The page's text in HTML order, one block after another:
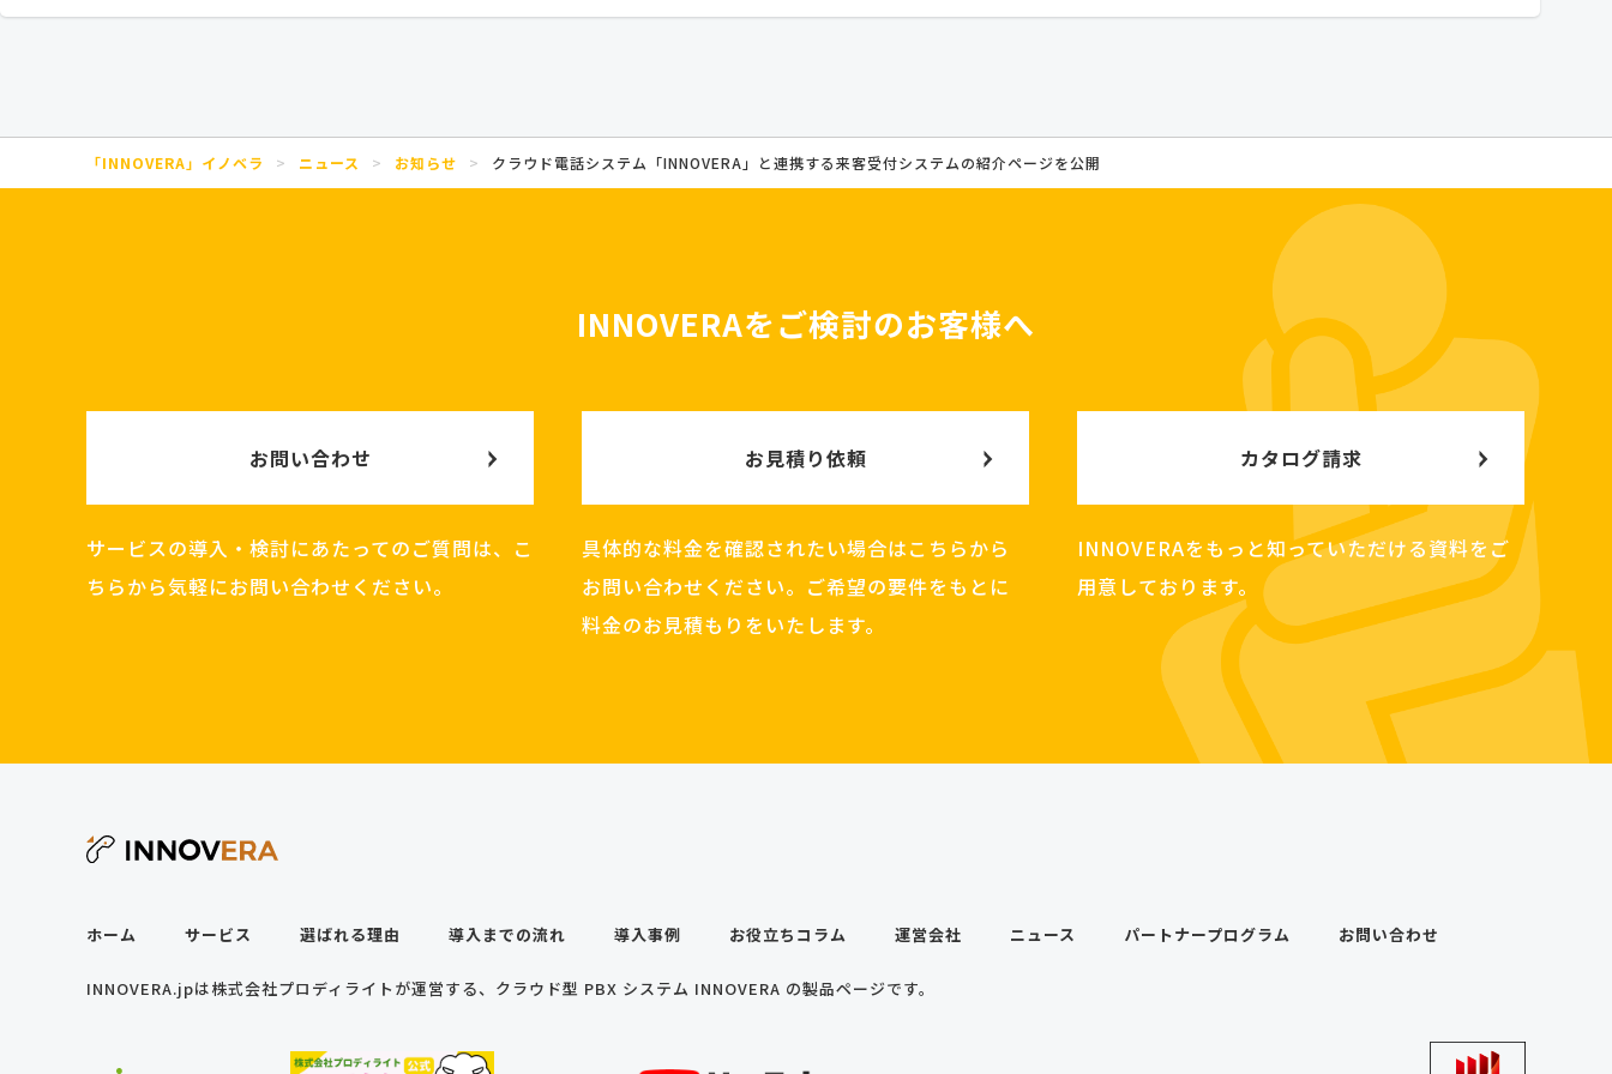
「INNOVERA」イノベラ > ニュース > お知らせ > クラウド電話システム「INNOVERA」と連携する来客受付システムの紹介ページを公開
INNOVERAをご検討のお客様へ
お問い合わせ
サービスの導入・検討にあたってのご質問は、こ
ちらから気軽にお問い合わせください。
お見積り依頼
具体的な料金を確認されたい場合はこちらから
お問い合わせください。ご希望の要件をもとに
料金のお見積もりをいたします。
カタログ請求
INNOVERAをもっと知っていただける資料をご
用意しております。
ホーム サービス 選ばれる理由 導入までの流れ 導入事例 お役立ちコラム 運営会社 ニュース パートナープログラム お問い合わせ
INNOVERA.jpは株式会社プロディライトが運営する、クラウド型 PBX システム INNOVERA の製品ページです。